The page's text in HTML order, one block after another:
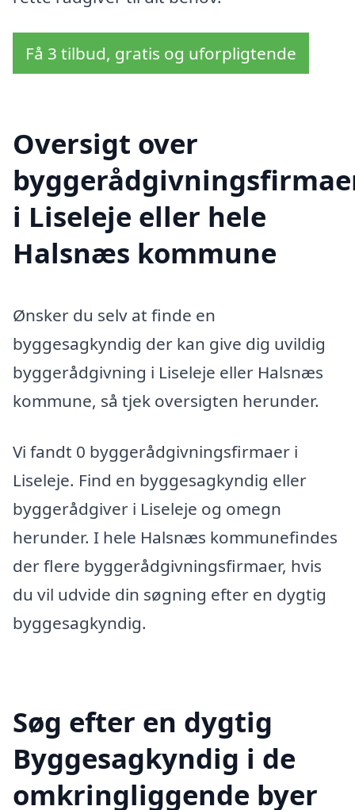
Få 3 tilbud, gratis og uforpligtende
Oversigt over
i Liseleje eller hele
Halsnæs kommune
Ønsker du selv at finde en
byggesagkyndig der kan give dig uvildig
byggerådgivning i Liseleje eller Halsnæs
kommune, så tjek oversigten herunder.
Vi fandt 0 byggerådgivningsfirmaer i
Liseleje. Find en byggesagkyndig eller
byggerådgiver i Liseleje og omegn
herunder. I hele Halsnæs kommunefindes
der flere byggerådgivningsfirmaer, hvis
du vil udvide din søgning efter en dygtig
byggesagkyndig.
Søg efter en dygtig
Byggesagkyndig i de
omkringliggende byer